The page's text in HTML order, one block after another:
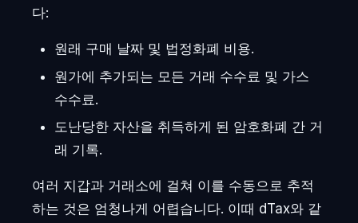
다:
원래 구매 날짜 및 법정화폐 비용.
원가에 추가되는 모든 거래 수수료 및 가스
수수료.
도난당한 자산을 취득하게 된 암호화폐 간 거
래 기록.
여러 지갑과 거래소에 걸쳐 이를 수동으로 추적
하는 것은 엄청나게 어렵습니다. 이때 dTax와 같